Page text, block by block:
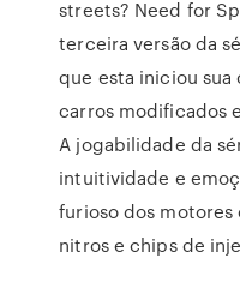
streets? Need for
terceira versão da
que esta iniciou
carros modificados
A jogabilidade da
intuitividade e
furioso dos motores
nitros e chips de